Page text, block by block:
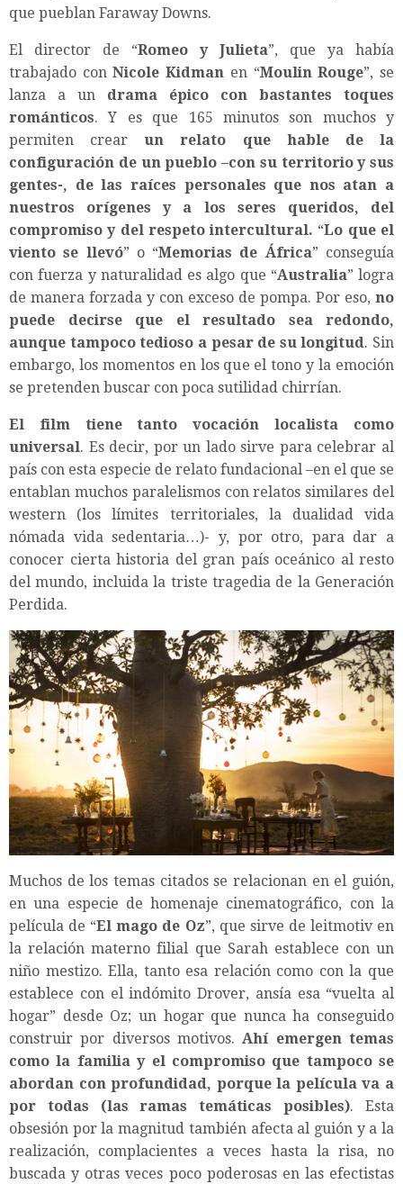
que pueblan Faraway Downs.
El director de “Romeo y Julieta”, que ya había
trabajado conNicole Kidman en “Moulin Rouge”, se
lanza a un drama épico con bastantes toques
románticos. Y es que 165 minutos son muchos y
permiten crear un relato que hable de la
configuración de un pueblo –con su territorio y sus
gentes-, de las raíces personales que nos atan a
nuestros orígenes y a los seres queridos, del
compromiso y del respeto intercultural. “Lo que el
viento se llevó” o “Memorias de África” conseguía
con fuerza y naturalidad es algo que “Australia” logra
de manera forzada y con exceso de pompa. Por eso, no
puede decirse que el resultado sea redondo,
aunque tampoco tedioso a pesar de su longitud. Sin
embargo, los momentos en los que el tono y la emoción
se pretenden buscar con poca sutilidad chirrían.
El film tiene tanto vocación localista como
universal. Es decir, por un lado sirve para celebrar al
país con esta especie de relato fundacional –en el que se
entablan muchos paralelismos con relatos similares del
western (los límites territoriales, la dualidad vida
nómada vida sedentaria…)- y, por otro, para dar a
conocer cierta historia del gran país oceánico al resto
del mundo, incluida la triste tragedia de la Generación
Perdida.
Muchos de los temas citados se relacionan en el guión,
en una especie de homenaje cinematográfico, con la
película de “El mago de Oz”, que sirve de leitmotiv en
la relación materno filial que Sarah establece con un
niño mestizo. Ella, tanto esa relación como con la que
establece con el indómito Drover, ansía esa “vuelta al
hogar” desde Oz; un hogar que nunca ha conseguido
construir por diversos motivos. Ahí emergen temas
como la familia y el compromiso que tampoco se
abordan con profundidad, porque la película va a
por todas (las ramas temáticas posibles). Esta
obsesión por la magnitud también afecta al guión y a la
realización, complacientes a veces hasta la risa, no
buscada y otras veces poco poderosas en las efectistas